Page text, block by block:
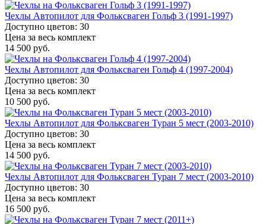
Чехлы Автопилот для Фольксваген Гольф 3 (1991-1997)
Доступно цветов: 30
Цена за весь комплект
14 500 руб.
Чехлы Автопилот для Фольксваген Гольф 4 (1997-2004)
Доступно цветов: 30
Цена за весь комплект
10 500 руб.
Чехлы Автопилот для Фольксваген Туран 5 мест (2003-2010)
Доступно цветов: 30
Цена за весь комплект
14 500 руб.
Чехлы Автопилот для Фольксваген Туран 7 мест (2003-2010)
Доступно цветов: 30
Цена за весь комплект
16 500 руб.